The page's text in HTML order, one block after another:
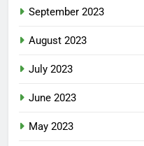
September 2023
August 2023
July 2023
June 2023
May 2023